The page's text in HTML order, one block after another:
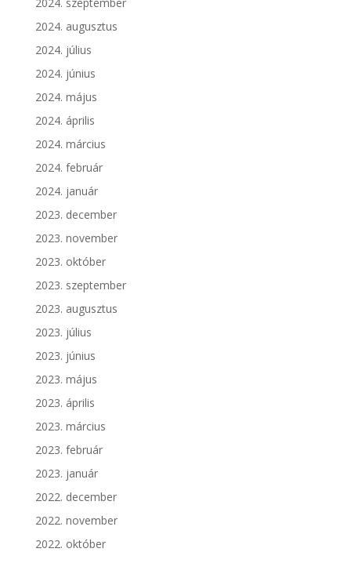
2024. augusztus
2024. július
2024. június
2024. május
2024. április
2024. március
2024. február
2024. január
2023. december
2023. november
2023. október
2023. szeptember
2023. augusztus
2023. július
2023. június
2023. május
2023. április
2023. március
2023. február
2023. január
2022. december
2022. november
2022. október